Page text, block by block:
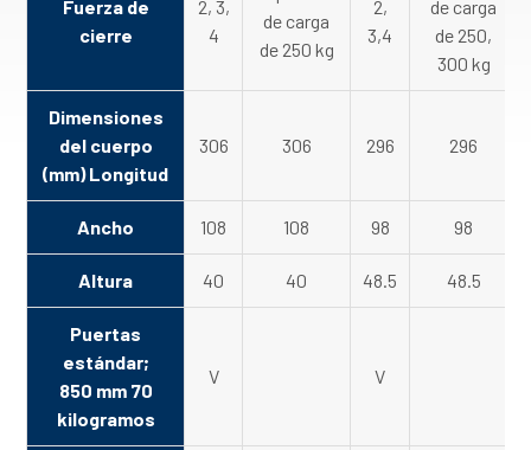
Fuerza de
cierre
2, 3,
4
de carga
de 250 kg
2,
3,4
de carga
de 250,
300 kg
Dimensiones
del cuerpo
(mm) Longitud
306 306 296 296
Ancho 108 108 98 98
Altura 40 40 48.5 48.5
Puertas
estándar;
850 mm 70
kilogramos
V V